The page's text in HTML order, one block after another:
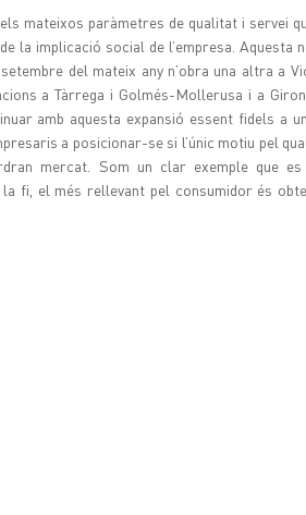
mateixos paràmetres de qualitat i servei
la implicació social de l’empresa. Aquesta
del mateix any n’obra una altra a
a Tàrrega i Golmés-Mollerusa i a
amb aquesta expansió essent fidels a
a posicionar-se si l’únic motiu pel
mercat. Som un clar exemple que
fi, el més rellevant pel consumidor és